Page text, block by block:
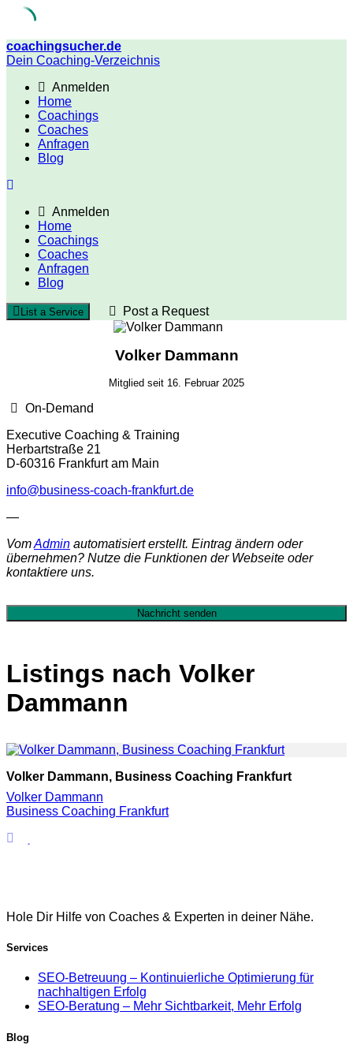
Skip
to
coachingsucher.de
Dein Coaching-Verzeichnis
Anmelden
Home
Coachings
Coaches
Anfragen
Blog
Anmelden
Home
Coachings
Coaches
Anfragen
Blog
List a Service Post a Request
Volker Dammann
Mitglied seit 16. Februar 2025
On-Demand
Executive Coaching & Training
Herbartstraße 21
D-60316 Frankfurt am Main
info@business-coach-frankfurt.de
—
VomAdmin automatisiert erstellt. Eintrag ändern oder
übernehmen? Nutze die Funktionen der Webseite oder
kontaktiere uns.
Nachricht senden
Listings nach Volker
Dammann
Volker Dammann, Business Coaching Frankfurt
Volker Dammann
Business Coaching Frankfurt
Hole Dir Hilfe von Coaches & Experten in deiner Nähe.
Services
SEO-Betreuung – Kontinuierliche Optimierung für
nachhaltigen Erfolg
SEO-Beratung – Mehr Sichtbarkeit, Mehr Erfolg
Blog